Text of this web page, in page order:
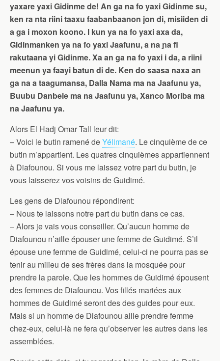
yaxare yaxi Gidinme de! An ga na fo yaxi Gidinme su,
ken ra nta riini taaxu faabanbaanon jon di, misiiden di
a ga i moxon koono. I kun ya na fo yaxi axa da,
Gidinmanken ya na fo yaxi Jaafunu, a na ɲa fi
rakutaana yi Gidinme. Xa an ga na fo yaxi i da, a riini
meenun ya faayi batun di de. Ken do saasa naxa an
ga na a taagumansa, Dalla Nama ma na Jaafunu ya,
Buubu Danbele ma na Jaafunu ya, Xanco Moriba ma
na Jaafunu ya.
Alors El Hadj Omar Tall leur dit:
– Voici le butin ramené deYélimané. Le cinquième de ce
butin m’appartient. Les quatres cinquièmes appartiennent
à Diafounou. Si vous me laissez votre part du butin, je
vous laisserez vos voisins de Guidimé.
Les gens de Diafounou répondirent:
– Nous te laissons notre part du butin dans ce cas.
– Alors je vais vous conseiller. Qu’aucun homme de
Diafounou n’aille épouser une femme de Guidimé. S’il
épouse une femme de Guidimé, celui-ci ne pourra pas se
tenir au milieu de ses frères dans la mosquée pour
prendre la parole. Que les hommes de Guidimé épousent
des femmes de Diafounou. Vos fillés mariées aux
hommes de Guidimé seront des des guides pour eux.
Mais si un homme de Diafounou aille prendre femme
chez-eux, celui-là ne fera qu’observer les autres dans les
assemblées.